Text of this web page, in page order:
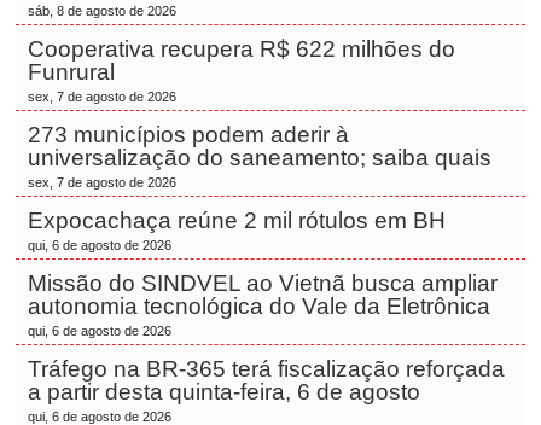
sáb, 8 de agosto de 2026
Cooperativa recupera R$ 622 milhões do
Funrural
sex, 7 de agosto de 2026
273 municípios podem aderir à
universalização do saneamento; saiba quais
sex, 7 de agosto de 2026
Expocachaça reúne 2 mil rótulos em BH
qui, 6 de agosto de 2026
Missão do SINDVEL ao Vietnã busca ampliar
autonomia tecnológica do Vale da Eletrônica
qui, 6 de agosto de 2026
Tráfego na BR-365 terá fiscalização reforçada
a partir desta quinta-feira, 6 de agosto
qui, 6 de agosto de 2026